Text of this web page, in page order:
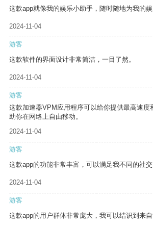
这款app就像我的娱乐小助手，随时随地为我的娱
2024-11-04
游客
这款软件的界面设计非常简洁，一目了然。
2024-11-04
游客
这款加速器VPM应用程序可以给你提供最高速度
助你在网络上自由移动。
2024-11-04
游客
这款app的功能非常丰富，可以满足我不同的社交
2024-11-04
游客
这款app的用户群体非常庞大，我可以结识到来自